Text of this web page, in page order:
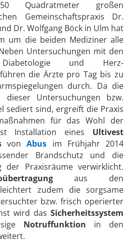
großen
Gemeinschaftspraxis Dr.
Dr. Wolfgang Böck in Ulm hat
um die beiden Mediziner alle
Untersuchungen mit den
Diabetologie und Herz-
die Ärzte pro Tag bis zu
durch. Da die
dieser Untersuchungen bzw.
sediert sind, ergreift die Praxis
für das Wohl der
Installation eines Ultivest
vonAbus im Frühjahr 2014
Brandschutz und die
der Praxisräume verwirklicht.
aus den
zudem die sorgsame
bzw. frisch operierter
wird das Sicherheitssystem
Notruffunktion in den